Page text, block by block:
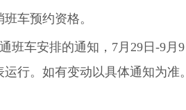
车预约资格。
班车安排的通知，7月29日-9月9
行。如有变动以具体通知为准。